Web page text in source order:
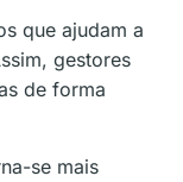
que ajudam a
gestores
de forma
se mais